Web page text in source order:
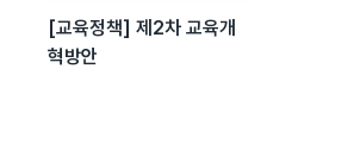
[교육정책] 제2차 교육개
혁방안